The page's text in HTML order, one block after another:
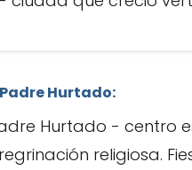
Hurtado:
Hurtado - centro
religiosa.